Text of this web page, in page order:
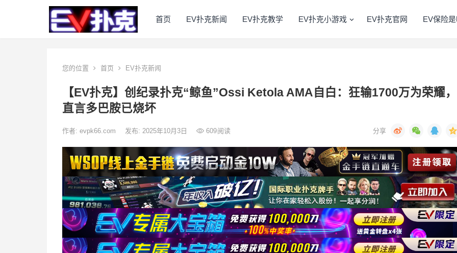
首页 EV扑克新闻 EV扑克教学 EV扑克小游戏 EV扑克官网 EV保险
您的位置 首页 EV扑克新闻
【EV扑克】创纪录扑克“鲸鱼”Ossi Ketola AMA自白：狂输1700万为荣耀，
直言多巴胺已烧坏
作者: evpk66.com 发布: 2025年10月3日 609阅读